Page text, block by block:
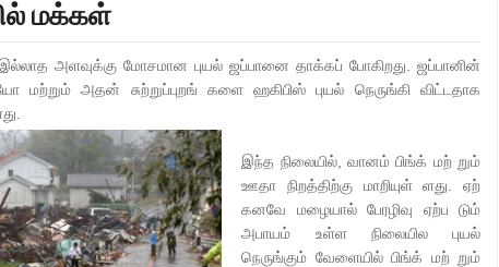
கதை !!
வரலாற்று பெருமை கொண்ட வல்வை மண் !!!
மக்களும் - விசேட செய்திகளுக்கு அப்பால்
மக்கள்
அளவுக்கு மோசமான புயல் ஜப்பானை தாக்கப் போகிறது. ஜப்பானின்
மற்றும் அதன் சுற்றுப்புறங் களை ஹகிபிஸ் புயல் நெருங்கி விட்டதாக
இந்த நிலையில், வானம் பிங்க் மற் றும்
ஊதா நிறத்திற்கு மாறியுள் ளது. ஏற்
கனவே மழையால் பேரழிவு ஏற்ப டும்
அபாயம் உள்ள நிலையில புயல்
நெருங்கும் வேளையில் பிங்க் மற் றும்
- இயக்குனர் அமீர் |
DIRECTOR AMEER
நாடுகடந்த தமிழீழ மக்கள் முன்வைக்கும்
கருத்தென்னை?? | 30TH MARCH NERUKKU NER